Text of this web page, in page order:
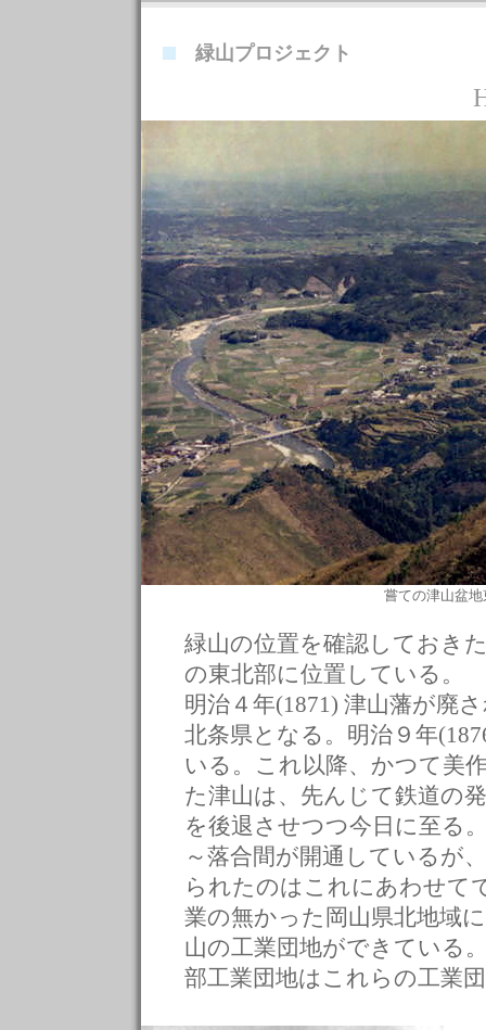
緑山プロジェクト
嘗ての津山盆
緑山の位置を確認しておき
の東北部に位置している。
明治４年(1871) 津山藩が廃
北条県となる。明治９年
いる。これ以降、かつて美
た津山は、先んじて鉄道の
を後退させつつ今日に至る
～落合間が開通しているが
られたのはこれにあわせて
業の無かった岡山県北地域
山の工業団地ができている
部工業団地はこれらの工業